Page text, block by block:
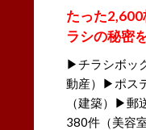
たった
ラシの秘密
▶チラシボッ
動産）▶ポス
（建築）▶郵
380件（美容